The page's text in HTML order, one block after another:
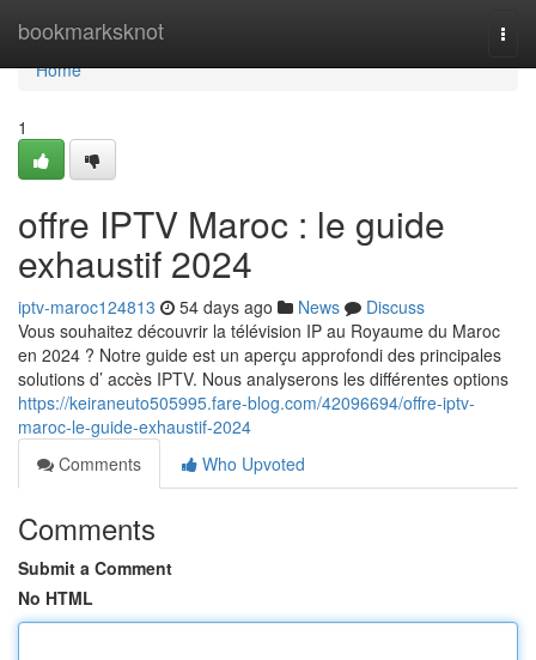
bookmarksknot
Home
Home
1
offre IPTV Maroc : le guide
exhaustif 2024
iptv-maroc124813 54 days ago News
Discuss
Vous souhaitez découvrir la télévision IP au Royaume du Maroc
en 2024 ? Notre guide est un aperçu approfondi des principales
solutions d’ accès IPTV. Nous analyserons les différentes options
https://keiraneuto505995.fare-blog.com/42096694/offre-iptv-
maroc-le-guide-exhaustif-2024
Comments
Who Upvoted
Comments
Submit a Comment
No HTML